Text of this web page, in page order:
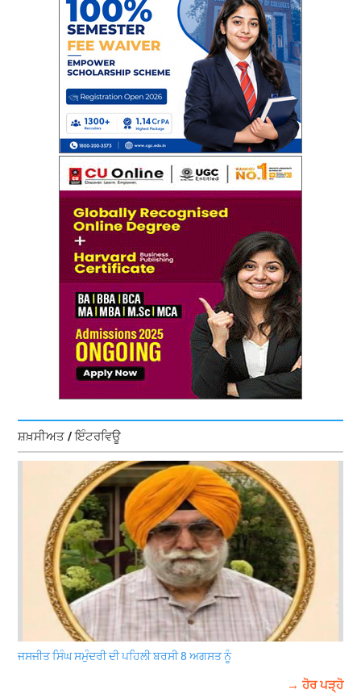
ਸ਼ਖ਼ਸੀਅਤ / ਇੰਟਰਵਿਊ
ਜਸਜੀਤ ਸਿੰਘ ਸਮੁੰਦਰੀ ਦੀ ਪਹਿਲੀ ਬਰਸੀ 8 ਅਗਸਤ ਨੂੰ
→ ਹੋਰ ਪੜ੍ਹੋ